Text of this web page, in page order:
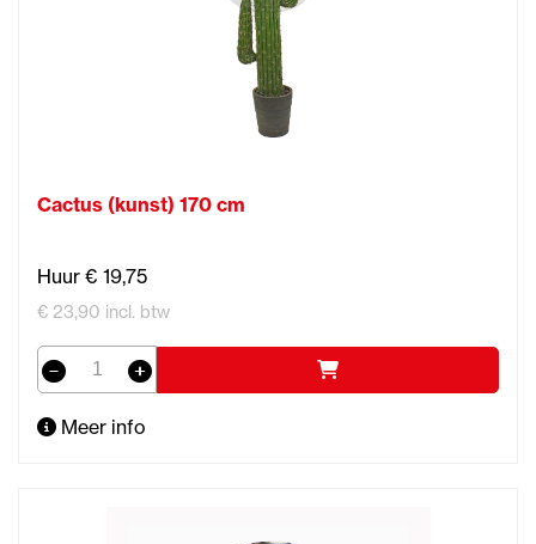
Cactus (kunst) 170 cm
Huur € 19,75
€ 23,90 incl. btw
Meer info